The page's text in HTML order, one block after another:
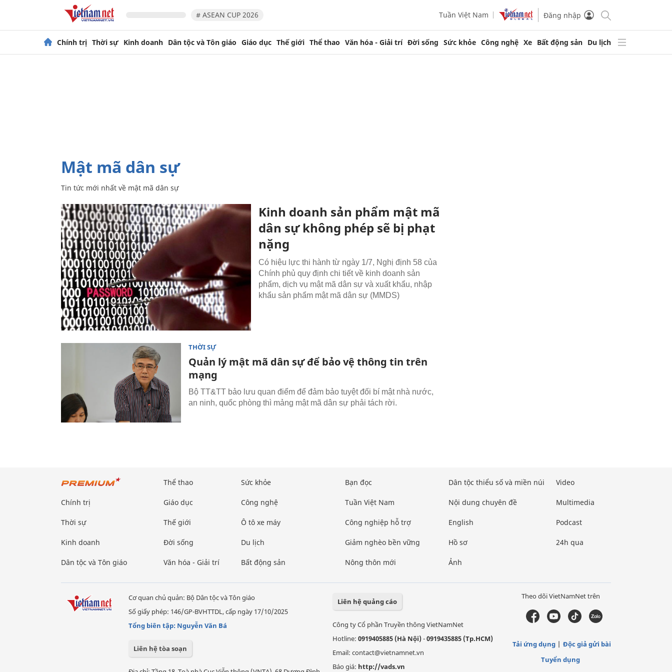
# ASEAN CUP 2026 Tuần Việt Nam Đăng nhập
Chính trị Thời sự Kinh doanh Dân tộc và Tôn giáo Giáo dục Thế giới Thể thao Văn hóa - Giải trí Đời sống Sức khỏe Công nghệ Xe Bất động sản Du lịch
mật mã dân sự
Tin tức mới nhất về mật mã dân sự
Kinh doanh sản phẩm mật mã
dân sự không phép sẽ bị phạt
nặng
Có hiệu lực thi hành từ ngày 1/7, Nghị định 58 của
Chính phủ quy định chi tiết về kinh doanh sản
phẩm, dịch vụ mật mã dân sự và xuất khẩu, nhập
khẩu sản phẩm mật mã dân sự (MMDS)
THỜI SỰ
Quản lý mật mã dân sự để bảo vệ thông tin trên
mạng
Bộ TT&TT bảo lưu quan điểm để đảm bảo tuyệt đối bí mật nhà nước,
an ninh, quốc phòng thì mảng mật mã dân sự phải tách rời.
Chính trị
Thời sự
Kinh doanh
Dân tộc và Tôn giáo
Thể thao
Giáo dục
Thế giới
Đời sống
Văn hóa - Giải trí
Sức khỏe
Công nghệ
Ô tô xe máy
Du lịch
Bất động sản
Bạn đọc
Tuần Việt Nam
Công nghiệp hỗ trợ
Giảm nghèo bền vững
Nông thôn mới
Dân tộc thiểu số và miền núi
Nội dung chuyên đề
English
Hồ sơ
Ảnh
Video
Multimedia
Podcast
24h qua
Cơ quan chủ quản: Bộ Dân tộc và Tôn giáo
Số giấy phép: 146/GP-BVHTTDL, cấp ngày 17/10/2025
Tổng biên tập: Nguyễn Văn Bá
Liên hệ tòa soạn
Liên hệ quảng cáo
Công ty Cổ phần Truyền thông VietNamNet
Hotline: 0919405885 (Hà Nội)-0919435885 (Tp.HCM)
Email: contact@vietnamnet.vn
Báo giá: http://vads.vn
Theo dõi VietNamNet trên
Tải ứng dụng
Độc giả gửi bài
Tuyển dụng